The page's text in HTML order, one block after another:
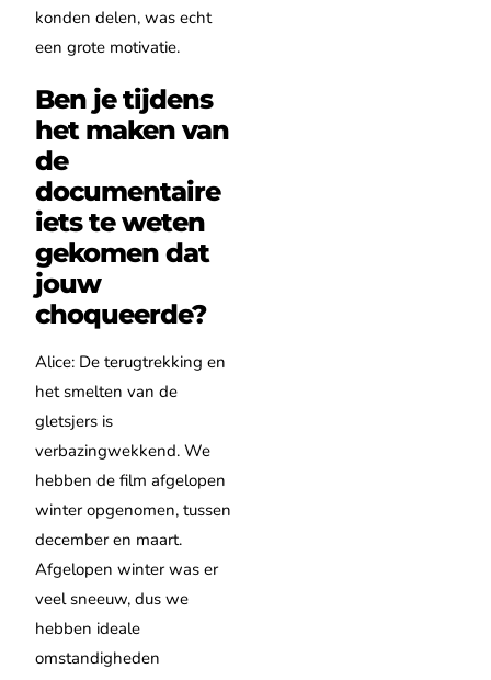
konden delen, was echt
een grote motivatie.
Ben je tijdens
het maken van
de
documentaire
iets te weten
gekomen dat
jouw
choqueerde?
Alice: De terugtrekking en
het smelten van de
gletsjers is
verbazingwekkend. We
hebben de film afgelopen
winter opgenomen, tussen
december en maart.
Afgelopen winter was er
veel sneeuw, dus we
hebben ideale
omstandigheden